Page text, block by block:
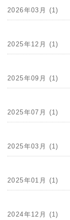
2026年03月 (1)
2025年12月 (1)
2025年09月 (1)
2025年07月 (1)
2025年03月 (1)
2025年01月 (1)
2024年12月 (1)